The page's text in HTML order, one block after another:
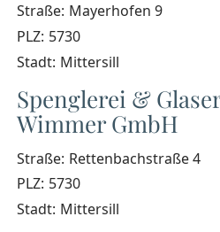
Straße: Mayerhofen 9
PLZ: 5730
Stadt: Mittersill
Spenglerei &
Wimmer GmbH
Straße: Rettenbachstraße 4
PLZ: 5730
Stadt: Mittersill